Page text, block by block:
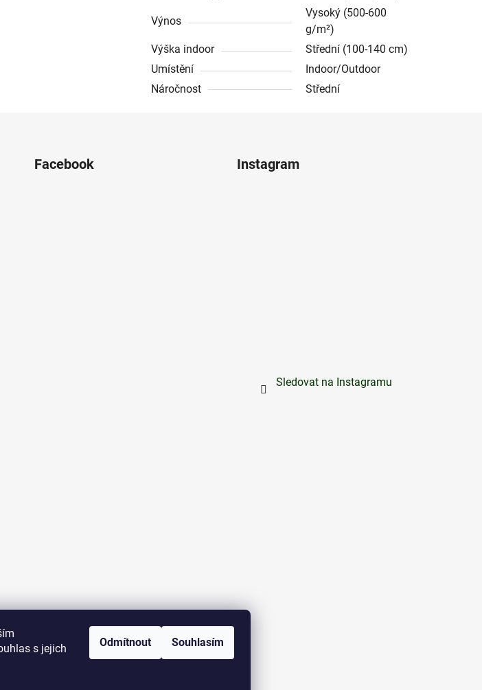
s jejich
Odmítnout Souhlasím
Výnos
Vysoký (500-600
g/m²)
Výška indoor
Střední (100-140 cm)
Umístění
Indoor/Outdoor
Náročnost
Střední
Facebook Instagram
Sledovat na Instagramu